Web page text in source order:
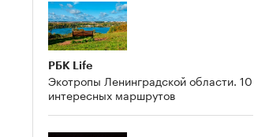
РБК Life
Экотропы Ленинградской области. 10
интересных маршрутов